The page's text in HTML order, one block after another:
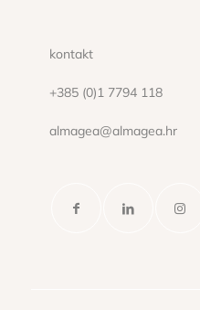
kontakt
+385 (0)1 7794 118
almagea@almagea.hr